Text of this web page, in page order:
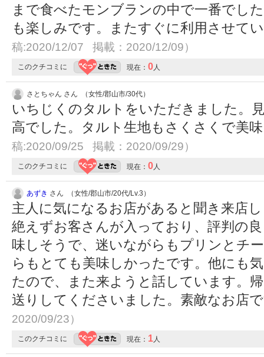
まで食べたモンブランの中で一番でし
も楽しみです。またすぐに利用させて
稿:2020/12/07 掲載：2020/12/09）
このクチコミに 現在： 0人
さとちゃん さん （女性/郡山市/30代）
いちじくのタルトをいただきました。
高でした。タルト生地もさくさくで美
稿:2020/09/25 掲載：2020/09/29）
このクチコミに 現在： 0人
あずき さん （女性/郡山市/20代/Lv.3）
主人に気になるお店があると聞き来店
絶えずお客さんが入っており、評判の
味しそうで、迷いながらもプリンとチ
らもとても美味しかったです。他にも
たので、また来ようと話しています。
送りしてくださいました。素敵なお店
2020/09/23）
このクチコミに 現在： 1人